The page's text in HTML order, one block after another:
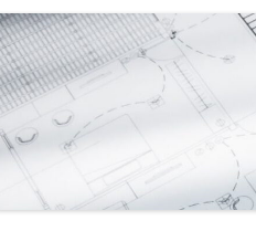
KEUKENS
KOZIJNEN
OPEN HAARDEN